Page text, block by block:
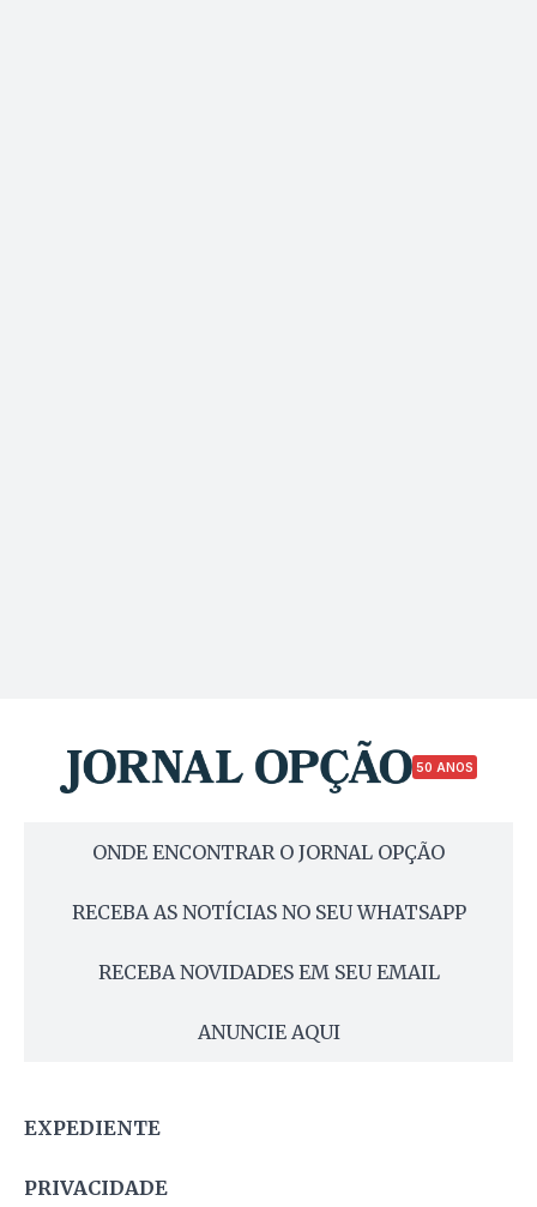
50 ANOS
ONDE ENCONTRAR O JORNAL OPÇÃO
RECEBA AS NOTÍCIAS NO SEU WHATSAPP
RECEBA NOVIDADES EM SEU EMAIL
ANUNCIE AQUI
EXPEDIENTE
PRIVACIDADE